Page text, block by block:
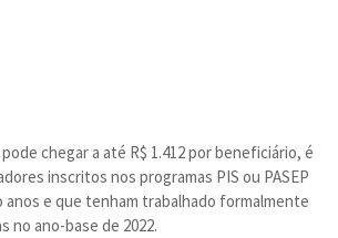
chegar a até R$ 1.412 por beneficiário, é
inscritos nos programas PIS ou PASEP
anos e que tenham trabalhado formalmente
no ano-base de 2022.